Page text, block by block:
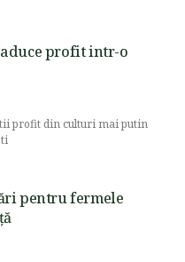
profit intr-o
profit din culturi mai putin
pentru fermele